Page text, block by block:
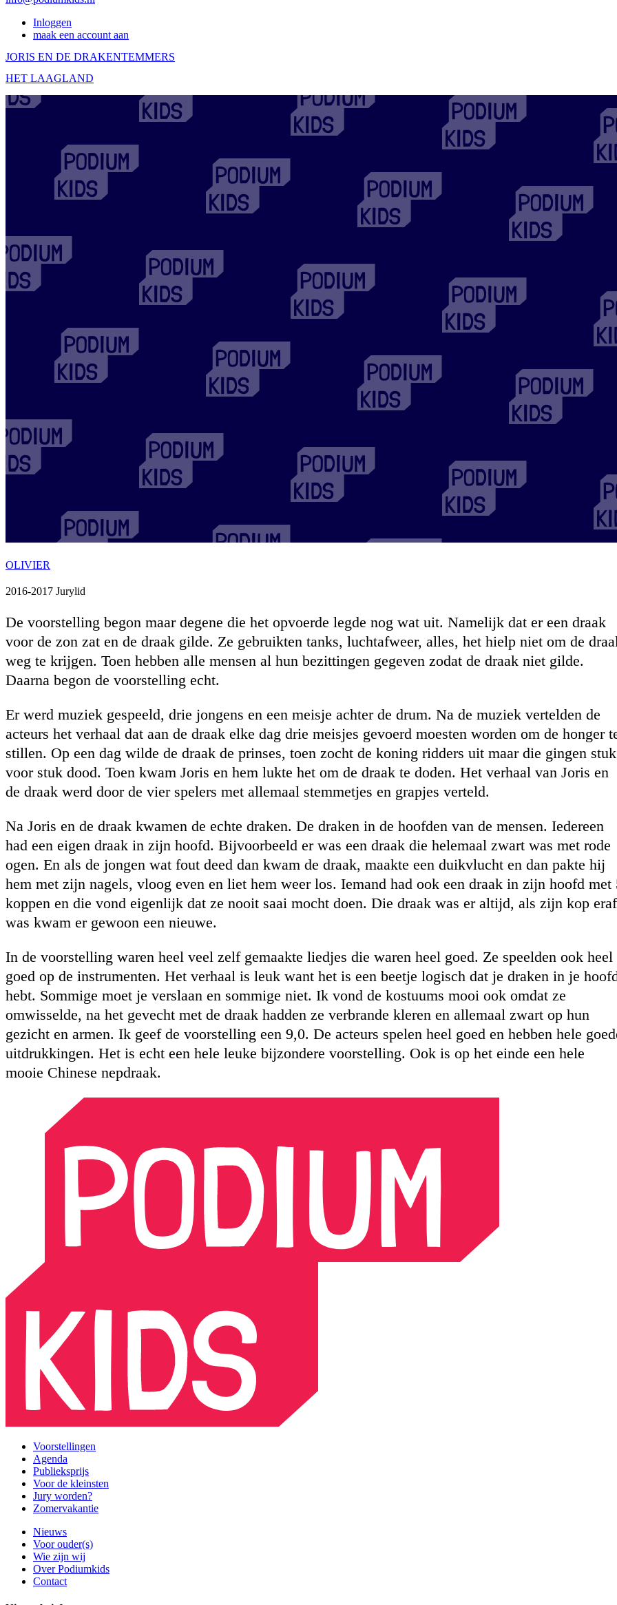
Inloggen
maak een account aan
JORIS EN DE DRAKENTEMMERS
HET LAAGLAND
OLIVIER
2016-2017 Jurylid
De voorstelling begon maar degene die het opvoerde legde nog wat uit. Namelijk dat er een draak
voor de zon zat en de draak gilde. Ze gebruikten tanks, luchtafweer, alles, het hielp niet om de
weg te krijgen. Toen hebben alle mensen al hun bezittingen gegeven zodat de draak niet gilde.
Daarna begon de voorstelling echt.
Er werd muziek gespeeld, drie jongens en een meisje achter de drum. Na de muziek vertelden de
acteurs het verhaal dat aan de draak elke dag drie meisjes gevoerd moesten worden om de honger
stillen. Op een dag wilde de draak de prinses, toen zocht de koning ridders uit maar die gingen stuk
voor stuk dood. Toen kwam Joris en hem lukte het om de draak te doden. Het verhaal van Joris en
de draak werd door de vier spelers met allemaal stemmetjes en grapjes verteld.
Na Joris en de draak kwamen de echte draken. De draken in de hoofden van de mensen. Iedereen
had een eigen draak in zijn hoofd. Bijvoorbeeld er was een draak die helemaal zwart was met rode
ogen. En als de jongen wat fout deed dan kwam de draak, maakte een duikvlucht en dan pakte hij
hem met zijn nagels, vloog even en liet hem weer los. Iemand had ook een draak in zijn hoofd met
koppen en die vond eigenlijk dat ze nooit saai mocht doen. Die draak was er altijd, als zijn kop eraf
was kwam er gewoon een nieuwe.
In de voorstelling waren heel veel zelf gemaakte liedjes die waren heel goed. Ze speelden ook heel
goed op de instrumenten. Het verhaal is leuk want het is een beetje logisch dat je draken in je
hebt. Sommige moet je verslaan en sommige niet. Ik vond de kostuums mooi ook omdat ze
omwisselde, na het gevecht met de draak hadden ze verbrande kleren en allemaal zwart op hun
gezicht en armen. Ik geef de voorstelling een 9,0. De acteurs spelen heel goed en hebben hele
uitdrukkingen. Het is echt een hele leuke bijzondere voorstelling. Ook is op het einde een hele
mooie Chinese nepdraak.
Voorstellingen
Agenda
Publieksprijs
Voor de kleinsten
Jury worden?
Zomervakantie
Nieuws
Voor ouder(s)
Wie zijn wij
Over Podiumkids
Contact